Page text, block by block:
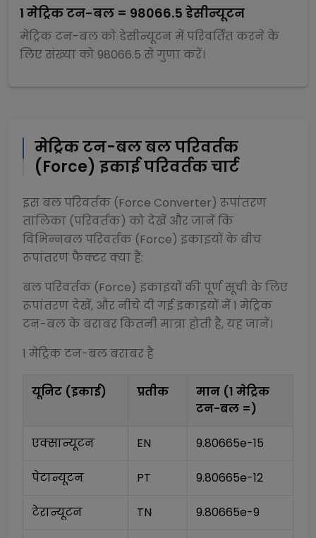
1 मेट्रिक टन-बल = 98066.5 डेसीन्यूटन
मेट्रिक टन-बलकोडेसीन्यूटनमें परिवर्तित करने के
लिए संख्या को 98066.5 सेगुणाकरें।
मेट्रिक टन-बलबल परिवर्तक
(Force) इकाई परिवर्तक चार्ट
इसबल परिवर्तक (Force Converter) रूपांतरण
तालिका (परिवर्तक) को देखें और जानें कि
विभिन्नबल परिवर्तक (Force) इकाइयों के बीच
रूपांतरण फैक्टर क्या हैं:
बल परिवर्तक (Force) इकाइयों की पूर्ण सूची के लिए
रूपांतरण देखें, और नीचे दी गई इकाइयों में 1 मेट्रिक
टन-बलके बराबर कितनी मात्रा होती है, यह जानें।
1 मेट्रिक टन-बलबराबर है
यूनिट (इकाई) प्रतीक मान (1 मेट्रिक
टन-बल =)
एक्सान्यूटन EN 9.80665e-15
पेटान्यूटन PT 9.80665e-12
टेरान्यूटन TN 9.80665e-9